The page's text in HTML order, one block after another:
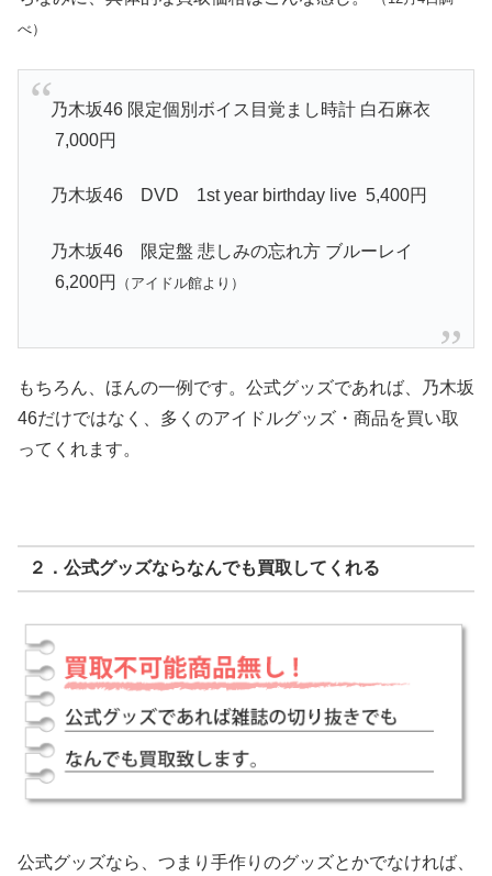
べ）
乃木坂46 限定個別ボイス目覚まし時計 白石麻衣
7,000円
乃木坂46 DVD 1st year birthday live 5,400円
乃木坂46 限定盤 悲しみの忘れ方 ブルーレイ
6,200円
（アイドル館より）
もちろん、ほんの一例です。公式グッズであれば、乃木坂
46だけではなく、多くのアイドルグッズ・商品を買い取
ってくれます。
２．公式グッズならなんでも買取してくれる
公式グッズなら、つまり手作りのグッズとかでなければ、